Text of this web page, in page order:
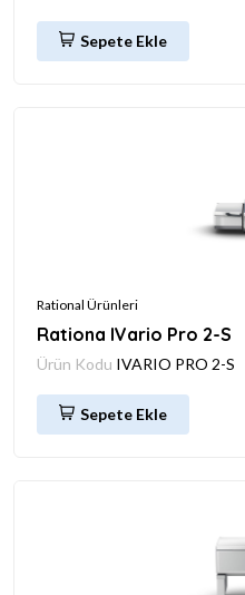
Sepete Ekle
Rational Ürünleri
Rationa IVario Pro 2-S
Ürün Kodu IVARIO PRO 2-S
Sepete Ekle